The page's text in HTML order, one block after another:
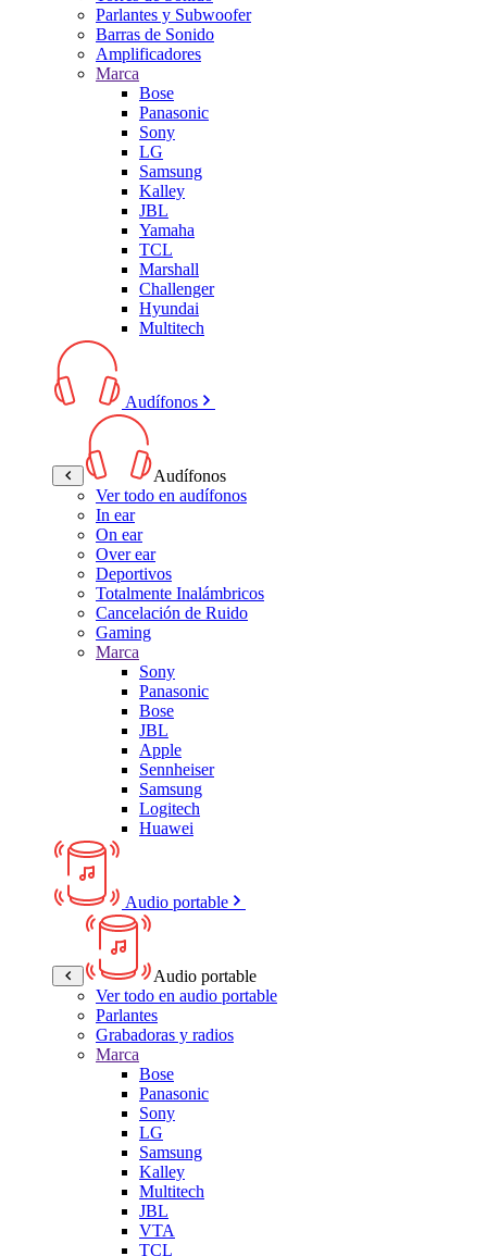
Parlantes y Subwoofer
Barras de Sonido
Amplificadores
Marca
Bose
Panasonic
Sony
LG
Samsung
Kalley
JBL
Yamaha
TCL
Marshall
Challenger
Hyundai
Multitech
Audífonos
Audífonos
Ver todo en audífonos
In ear
On ear
Over ear
Deportivos
Totalmente Inalámbricos
Cancelación de Ruido
Gaming
Marca
Sony
Panasonic
Bose
JBL
Apple
Sennheiser
Samsung
Logitech
Huawei
Audio portable
Audio portable
Ver todo en audio portable
Parlantes
Grabadoras y radios
Marca
Bose
Panasonic
Sony
LG
Samsung
Kalley
Multitech
JBL
VTA
TCL